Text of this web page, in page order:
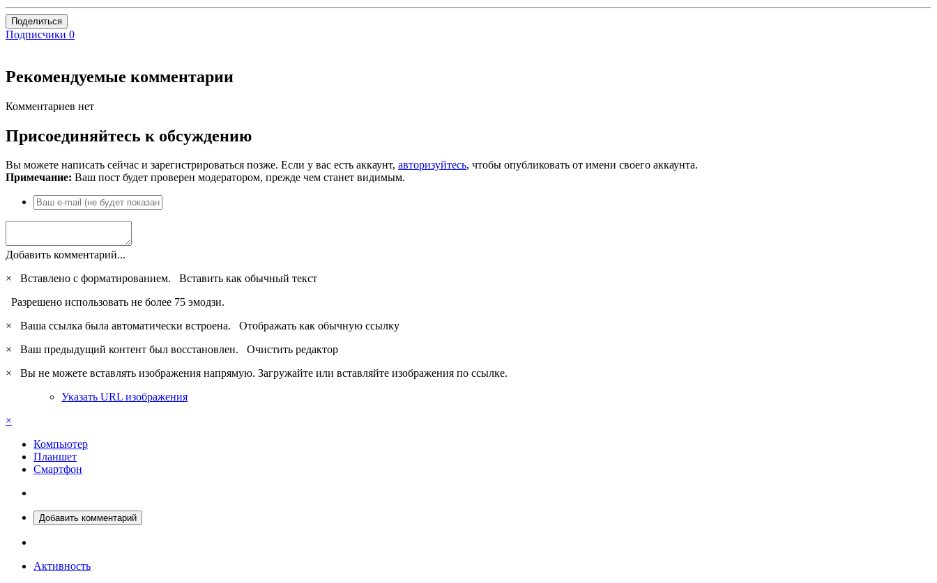
Поделиться
Подписчики 0
Рекомендуемые комментарии
Комментариев нет
Присоединяйтесь к обсуждению
Вы можете написать сейчас и зарегистрироваться позже. Если у вас есть аккаунт, авторизуйтесь, чтобы опубликовать от имени своего аккаунта.
Примечание: Ваш пост будет проверен модератором, прежде чем станет видимым.
Добавить комментарий...
×
Вставлено с форматированием. Вставить как обычный текст
Разрешено использовать не более 75 эмодзи.
×
Ваша ссылка была автоматически встроена. Отображать как обычную ссылку
×
Ваш предыдущий контент был восстановлен. Очистить редактор
×
Вы не можете вставлять изображения напрямую. Загружайте или вставляйте изображения по ссылке.
Указать URL изображения
×
Компьютер
Планшет
Смартфон
Добавить комментарий
Активность